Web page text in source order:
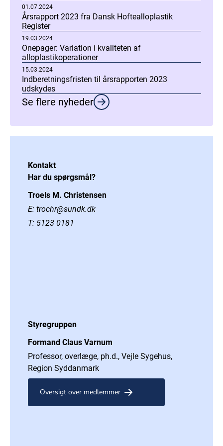
01.07.2024
Årsrapport 2023 fra Dansk Hoftealloplastik
Register
19.03.2024
Onepager: Variation i kvaliteten af
alloplastikoperationer
15.03.2024
Indberetningsfristen til årsrapporten 2023
udskydes
Se flere nyheder
Kontakt
Har du spørgsmål?
Troels M. Christensen
E: trochr@sundk.dk
T: 5123 0181
Styregruppen
Formand Claus Varnum
Professor, overlæge, ph.d., Vejle Sygehus,
Region Syddanmark
Oversigt over medlemmer